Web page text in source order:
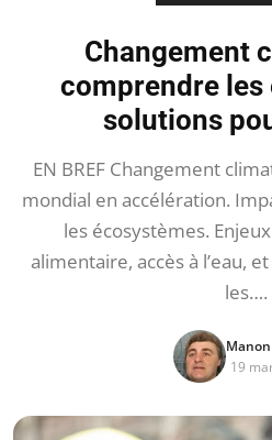
Changement
comprendre les
solutions
EN BREF Changement
mondial en accélération.
les écosystèmes.
alimentaire, accès à l’eau,
les….
19